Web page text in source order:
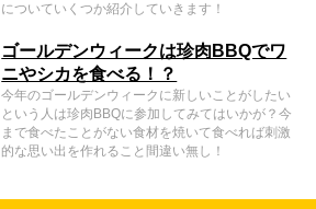
についていくつか紹介していきます！
ゴールデンウィークは珍肉BBQでワ
ニやシカを食べる！？
今年のゴールデンウィークに新しいことがしたい
という人は珍肉BBQに参加してみてはいかが？今
まで食べたことがない食材を焼いて食べれば刺激
的な思い出を作れること間違い無し！